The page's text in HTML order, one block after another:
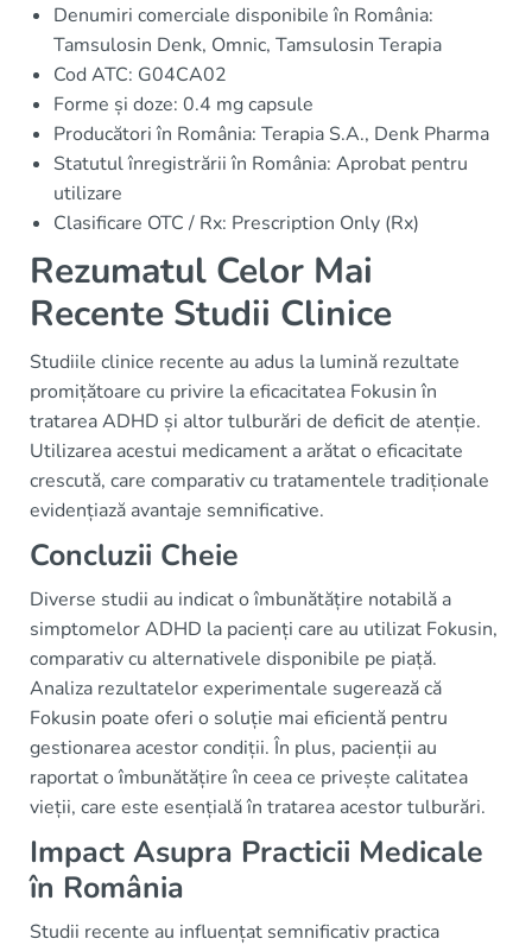
Denumiri comerciale disponibile în România:
Tamsulosin Denk, Omnic, Tamsulosin Terapia
Cod ATC: G04CA02
Forme și doze: 0.4 mg capsule
Producători în România: Terapia S.A., Denk Pharma
Statutul înregistrării în România: Aprobat pentru
utilizare
Clasificare OTC / Rx: Prescription Only (Rx)
Rezumatul Celor Mai
Recente Studii Clinice
Studiile clinice recente au adus la lumină rezultate
promițătoare cu privire la eficacitatea Fokusin în
tratarea ADHD și altor tulburări de deficit de atenție.
Utilizarea acestui medicament a arătat o eficacitate
crescută, care comparativ cu tratamentele tradiționale
evidențiază avantaje semnificative.
Concluzii Cheie
Diverse studii au indicat o îmbunătățire notabilă a
simptomelor ADHD la pacienți care au utilizat Fokusin,
comparativ cu alternativele disponibile pe piață.
Analiza rezultatelor experimentale sugerează că
Fokusin poate oferi o soluție mai eficientă pentru
gestionarea acestor condiții. În plus, pacienții au
raportat o îmbunătățire în ceea ce privește calitatea
vieții, care este esențială în tratarea acestor tulburări.
Impact Asupra Practicii Medicale
în România
Studii recente au influențat semnificativ practica